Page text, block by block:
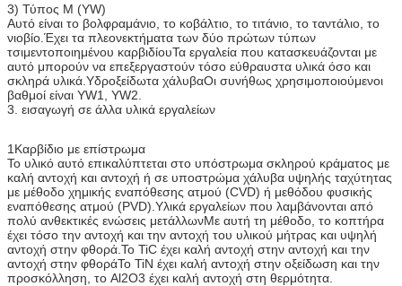
3) Τύπος M (YW)
Αυτό είναι το βολφραμάνιο, το κοβάλτιο, το τιτάνιο, το ταντάλιο, το
νιοβίο.Έχει τα πλεονεκτήματα των δύο πρώτων τύπων
τσιμεντοποιημένου καρβιδίουΤα εργαλεία που κατασκευάζονται με
αυτό μπορούν να επεξεργαστούν τόσο εύθραυστα υλικά όσο και
σκληρά υλικά.Υδροξείδωτα χάλυβαΟι συνήθως χρησιμοποιούμενοι
βαθμοί είναι YW1, YW2.
3. εισαγωγή σε άλλα υλικά εργαλείων
1Καρβίδιο με επίστρωμα
Το υλικό αυτό επικαλύπτεται στο υπόστρωμα σκληρού κράματος με
καλή αντοχή και αντοχή ή σε υποστρώμα χάλυβα υψηλής ταχύτητας
με μέθοδο χημικής εναπόθεσης ατμού (CVD) ή μεθόδου φυσικής
εναπόθεσης ατμού (PVD).Υλικά εργαλείων που λαμβάνονται από
πολύ ανθεκτικές ενώσεις μετάλλωνΜε αυτή τη μέθοδο, το κοπτήρα
έχει τόσο την αντοχή και την αντοχή του υλικού μήτρας και υψηλή
αντοχή στην φθορά.Το TiC έχει καλή αντοχή στην αντοχή και την
αντοχή στην φθοράΤο TiN έχει καλή αντοχή στην οξείδωση και την
προσκόλληση, το Al2O3 έχει καλή αντοχή στη θερμότητα.